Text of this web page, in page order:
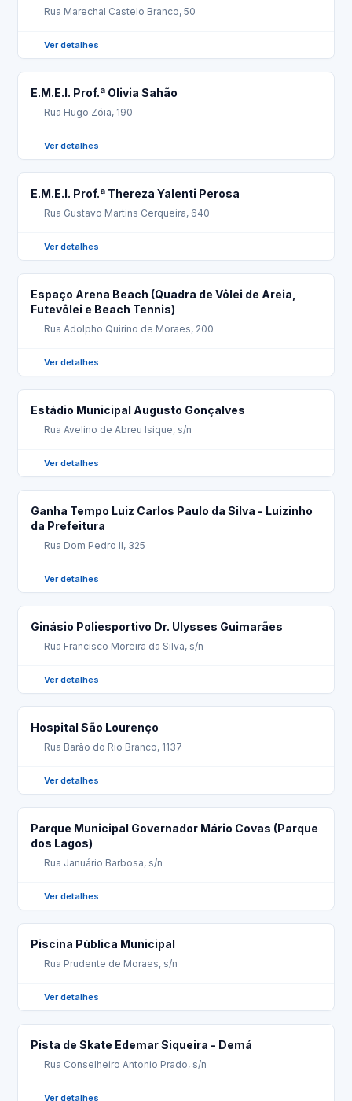
Rua Marechal Castelo Branco, 50
Ver detalhes
E.M.E.I. Prof.ª Olivia Sahão
Rua Hugo Zóia, 190
Ver detalhes
E.M.E.I. Prof.ª Thereza Yalenti Perosa
Rua Gustavo Martins Cerqueira, 640
Ver detalhes
Espaço Arena Beach (Quadra de Vôlei de Areia,
Futevôlei e Beach Tennis)
Rua Adolpho Quirino de Moraes, 200
Ver detalhes
Estádio Municipal Augusto Gonçalves
Rua Avelino de Abreu Isique, s/n
Ver detalhes
Ganha Tempo Luiz Carlos Paulo da Silva - Luizinho
da Prefeitura
Rua Dom Pedro II, 325
Ver detalhes
Ginásio Poliesportivo Dr. Ulysses Guimarães
Rua Francisco Moreira da Silva, s/n
Ver detalhes
Hospital São Lourenço
Rua Barão do Rio Branco, 1137
Ver detalhes
Parque Municipal Governador Mário Covas (Parque
dos Lagos)
Rua Januário Barbosa, s/n
Ver detalhes
Piscina Pública Municipal
Rua Prudente de Moraes, s/n
Ver detalhes
Pista de Skate Edemar Siqueira - Demá
Rua Conselheiro Antonio Prado, s/n
Ver detalhes